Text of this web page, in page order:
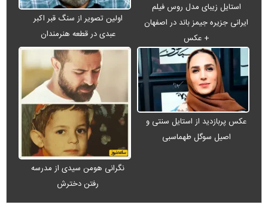
استایل زیبای مدل روس فیلم
ایرانی جزیره جیمز باند در اصفهان
+ عکس
اولین تصویر از سنگ قبر اکبر
عبدی در قطعه هنرمندان
عکس پربازدید از استایل سنتی و
اصیل سوگل طهماسبی
نگرانی هومن سیدی از مدرسه
رفتن دخترش